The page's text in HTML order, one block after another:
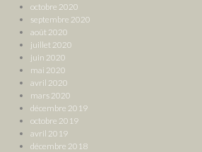
octobre 2020
septembre 2020
août 2020
juillet 2020
juin 2020
mai 2020
avril 2020
mars 2020
décembre 2019
octobre 2019
avril 2019
décembre 2018